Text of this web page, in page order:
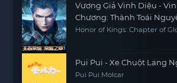
Vương Giả Vinh Diệu -
Chương: Thành Toái
Honor of Kings: Chapter of
Pui Pui - Xe Chuột Lang
Pui Pui Molcar